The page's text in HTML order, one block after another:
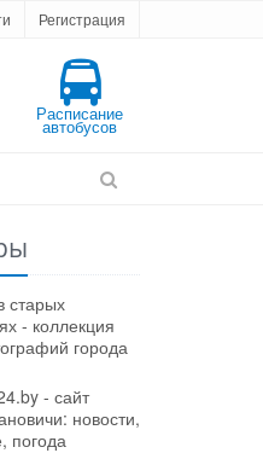
Регистрация
Расписание
автобусов
старых
- коллекция
города
- сайт
новости,
погода